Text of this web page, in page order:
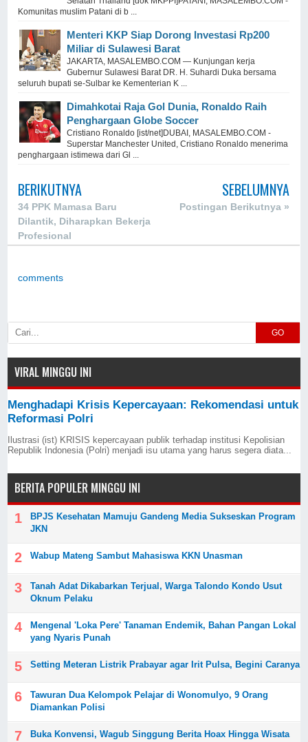
Komunitas muslim Patani di b ...
Menteri KKP Siap Dorong Investasi Rp200
Miliar di Sulawesi Barat
JAKARTA, MASALEMBO.COM — Kunjungan kerja
Gubernur Sulawesi Barat DR. H. Suhardi Duka bersama
seluruh bupati se-Sulbar ke Kementerian K ...
Dimahkotai Raja Gol Dunia, Ronaldo Raih
Penghargaan Globe Soccer
Cristiano Ronaldo [ist/net]DUBAI, MASALEMBO.COM -
Superstar Manchester United, Cristiano Ronaldo menerima
penghargaan istimewa dari Gl ...
BERIKUTNYA
34 PPK Mamasa Baru
Dilantik, Diharapkan Bekerja
Profesional
SEBELUMNYA
Postingan Berikutnya »
comments
GO
VIRAL MINGGU INI
Menghadapi Krisis Kepercayaan: Rekomendasi untuk
Reformasi Polri
Ilustrasi (ist) KRISIS kepercayaan publik terhadap institusi Kepolisian
Republik Indonesia (Polri) menjadi isu utama yang harus segera diata...
BERITA POPULER MINGGU INI
BPJS Kesehatan Mamuju Gandeng Media Sukseskan Program
JKN
Wabup Mateng Sambut Mahasiswa KKN Unasman
Tanah Adat Dikabarkan Terjual, Warga Talondo Kondo Usut
Oknum Pelaku
Mengenal 'Loka Pere' Tanaman Endemik, Bahan Pangan Lokal
yang Nyaris Punah
Setting Meteran Listrik Prabayar agar Irit Pulsa, Begini Caranya
Tawuran Dua Kelompok Pelajar di Wonomulyo, 9 Orang
Diamankan Polisi
Buka Konvensi, Wagub Singgung Berita Hoax Hingga Wisata